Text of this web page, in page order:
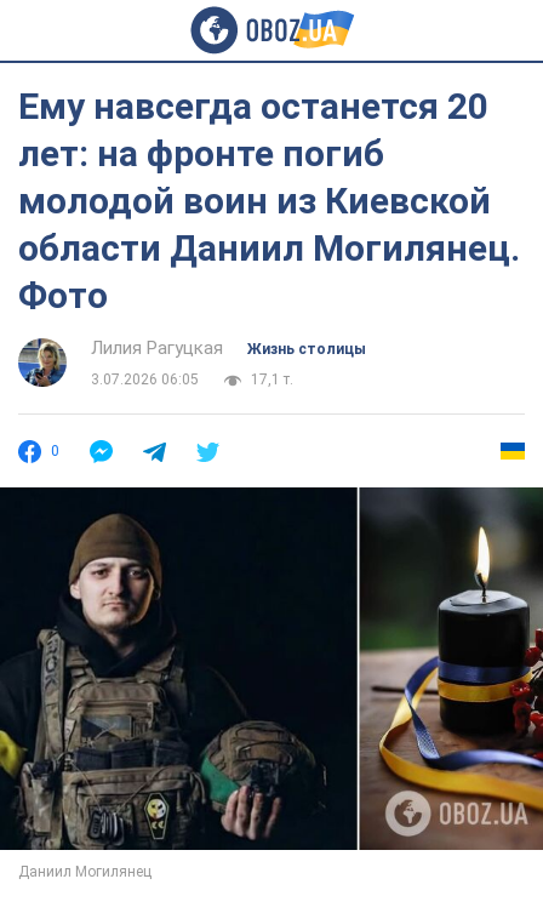
Ему навсегда останется 20
лет: на фронте погиб
молодой воин из Киевской
области Даниил Могилянец.
Фото
Лилия Рагуцкая
Жизнь столицы
3.07.2026 06:05
17,1 т.
0